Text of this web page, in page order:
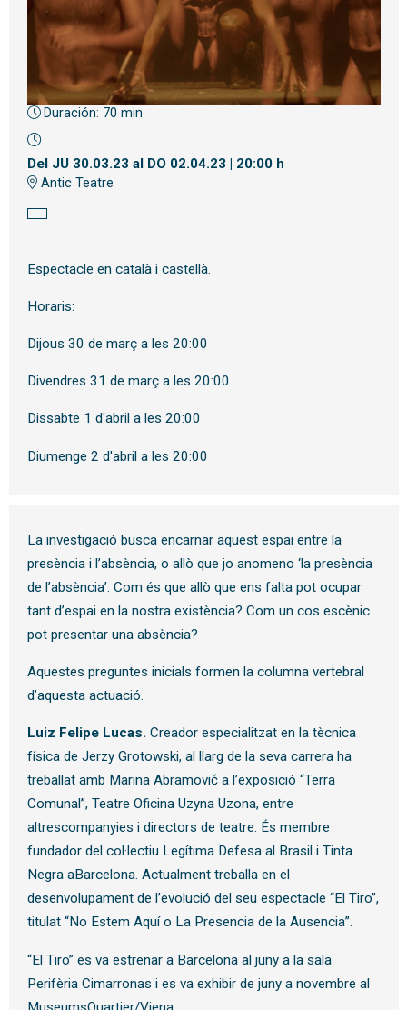
Diapositiva 1 de 1
Duración: 70 min
Del JU 30.03.23 al DO 02.04.23 | 20:00 h
Antic Teatre
Espectacle en català i castellà.
Horaris:
Dijous 30 de març a les 20:00
Divendres 31 de març a les 20:00
Dissabte 1 d'abril a les 20:00
Diumenge 2 d'abril a les 20:00
La investigació busca encarnar aquest espai entre la
presència i l’absència, o allò que jo anomeno ‘la presència
de l’absència’. Com és que allò que ens falta pot ocupar
tant d’espai en la nostra existència? Com un cos escènic
pot presentar una absència?
Aquestes preguntes inicials formen la columna vertebral
d’aquesta actuació.
Luiz Felipe Lucas. Creador especialitzat en la tècnica
física de Jerzy Grotowski, al llarg de la seva carrera ha
treballat amb Marina Abramović a l’exposició “Terra
Comunal”, Teatre Oficina Uzyna Uzona, entre
altrescompanyies i directors de teatre. És membre
fundador del col·lectiu Legítima Defesa al Brasil i Tinta
Negra aBarcelona. Actualment treballa en el
desenvolupament de l’evolució del seu espectacle “El Tiro”,
titulat “No Estem Aquí o La Presencia de la Ausencia”.
“El Tiro” es va estrenar a Barcelona al juny a la sala
Perifèria Cimarronas i es va exhibir de juny a novembre al